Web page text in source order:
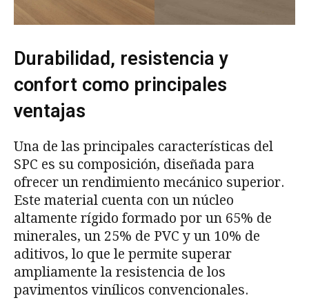
Durabilidad, resistencia y
confort como principales
ventajas
Una de las principales características del
SPC es su composición, diseñada para
ofrecer un rendimiento mecánico superior.
Este material cuenta con un núcleo
altamente rígido formado por un 65% de
minerales, un 25% de PVC y un 10% de
aditivos, lo que le permite superar
ampliamente la resistencia de los
pavimentos vinílicos convencionales.